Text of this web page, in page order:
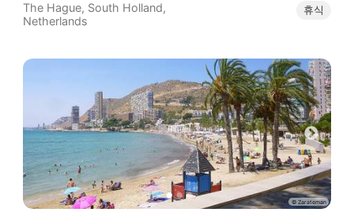
The Hague, South Holland,
Netherlands
휴식